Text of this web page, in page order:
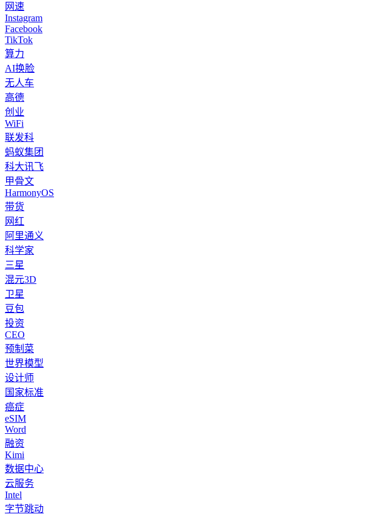
网速
Instagram
Facebook
TikTok
算力
AI换脸
无人车
高德
创业
WiFi
联发科
蚂蚁集团
科大讯飞
甲骨文
HarmonyOS
带货
网红
阿里通义
科学家
三星
混元3D
卫星
豆包
投资
CEO
预制菜
世界模型
设计师
国家标准
癌症
eSIM
Word
融资
Kimi
数据中心
云服务
Intel
字节跳动